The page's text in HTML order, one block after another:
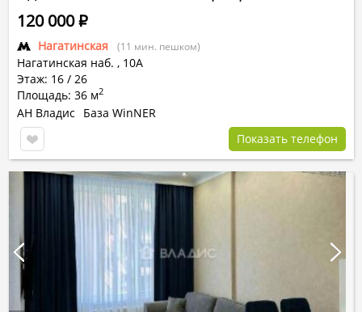
Нагатинская (11 мин. пешком)
Нагатинская наб. , 10А
Этаж: 16 / 26
Площадь: 36 м2
120 000Р
АН Владис
База WinNER
Показать телефон